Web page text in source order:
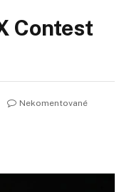
Contest
Nekomentované